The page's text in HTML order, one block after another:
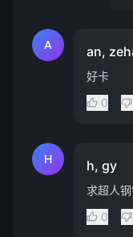
A an,
好卡
0
H h, gy
求超人
0